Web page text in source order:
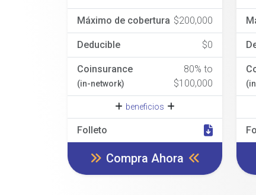
Máximo de cobertura $200,000
Deducible $0
Coinsurance
(in-network)
80% to
$100,000
beneficios
Folleto
Compra Ahora